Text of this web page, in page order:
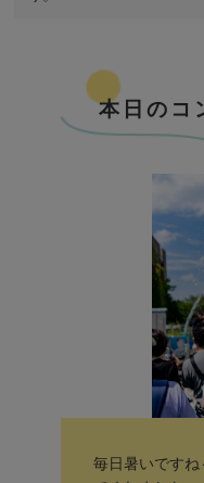
本日のコ
毎日暑いです